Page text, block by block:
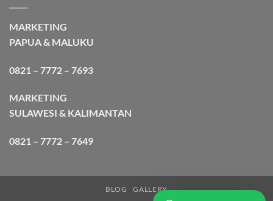
MARKETING
PAPUA & MALUKU
0821 – 7772 – 7693
MARKETING
SULAWESI & KALIMANTAN
0821 – 7772 – 7649
BLOG GALLERY